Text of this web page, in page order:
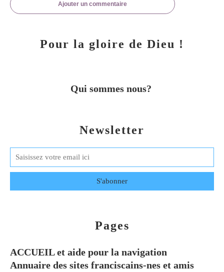
Ajouter un commentaire
Newsletter
Pages
ACCUEIL et aide pour la navigation
Annuaire des sites franciscains-nes et amis
Pour la gloire de Dieu !
Qui sommes nous?